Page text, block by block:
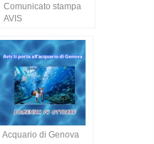
Comunicato stampa
AVIS
Acquario di Genova